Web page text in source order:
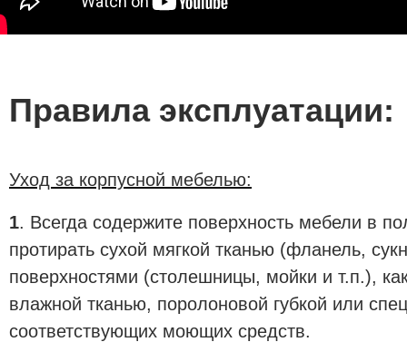
Уход за корпусной мебелью:
1. Всегда содержите поверхность мебели в
протирать сухой мягкой тканью (фланель,
поверхностями (столешницы, мойки и т.п.),
влажной тканью, поролоновой губкой или
соответствующих моющих средств.
Правила эксплуатации: